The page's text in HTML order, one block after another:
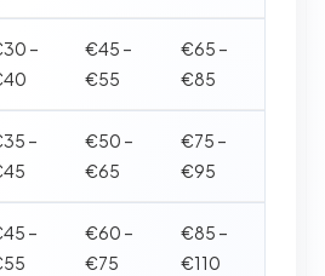
–
€45 –
€55
€65 –
€85
–
€50 –
€65
€75 –
€95
–
€60 –
€75
€85 –
€110